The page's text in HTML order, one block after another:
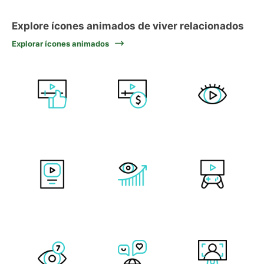
Explore ícones animados de viver relacionados
Explorar ícones animados